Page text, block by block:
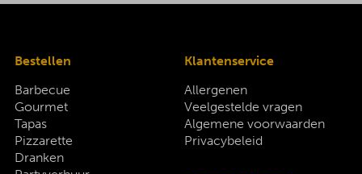
Bestellen
Barbecue
Gourmet
Tapas
Pizzarette
Dranken
Klantenservice
Allergenen
Veelgestelde vragen
Algemene voorwaarden
Privacybeleid